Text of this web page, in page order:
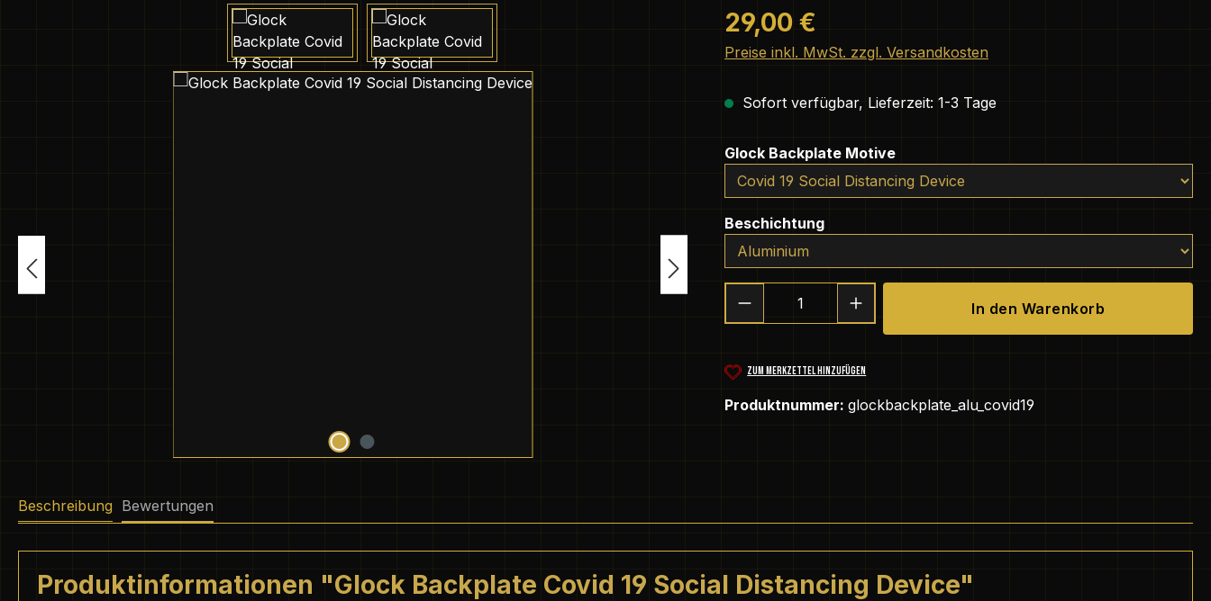
Regulärer Preis:
29,00 €
Preise inkl. MwSt. zzgl. Versandkosten
Sofort verfügbar, Lieferzeit: 1-3 Tage
Glock Backplate Motiveauswählen
Beschichtungauswählen
Produkt Anzahl: Gib den gewünschten Wert
In den Warenkorb
ZUM MERKZETTEL HINZUFÜGEN
Produktnummer: glockbackplate_alu_covid19
Beschreibung Bewertungen
Produktinformationen "Glock Backplate Covid 19 Social Distancing Device"